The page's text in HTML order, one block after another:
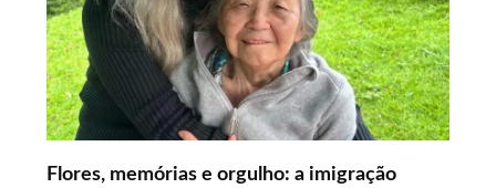
Flores, memórias e orgulho: a imigração